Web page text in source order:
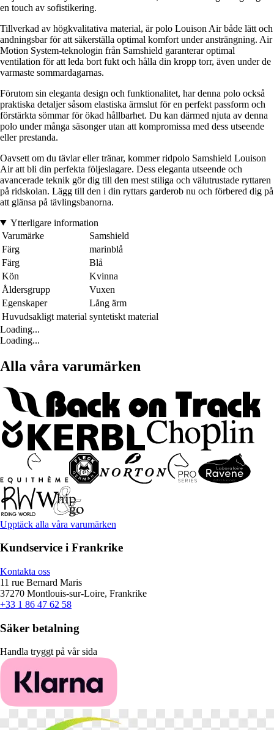
en touch av sofistikering.
Tillverkad av högkvalitativa material, är polo Louison Air både lätt och
andningsbar för att säkerställa optimal komfort under ansträngning. Air
Motion System-teknologin från Samshield garanterar optimal
ventilation för att leda bort fukt och hålla din kropp torr, även under de
varmaste sommardagarnas.
Förutom sin eleganta design och funktionalitet, har denna polo också
praktiska detaljer såsom elastiska ärmslut för en perfekt passform och
förstärkta sömmar för ökad hållbarhet. Du kan därmed njuta av denna
polo under många säsonger utan att kompromissa med dess utseende
eller prestanda.
Oavsett om du tävlar eller tränar, kommer ridpolo Samshield Louison
Air att bli din perfekta följeslagare. Dess eleganta utseende och
avancerade teknik gör dig till den mest stiliga och välutrustade ryttaren
på ridskolan. Lägg till den i din ryttars garderob nu och förbered dig på
att glänsa på tävlingsbanorna.
Ytterligare information
Varumärke
Samshield
Färg
marinblå
Färg
Blå
Kön
Kvinna
Åldersgrupp
Vuxen
Egenskaper
Lång ärm
Huvudsakligt material syntetiskt material
Loading...
Loading...
Alla våra varumärken
Upptäck alla våra varumärken
Kundservice i Frankrike
Kontakta oss
11 rue Bernard Maris
37270 Montlouis-sur-Loire, Frankrike
+33 1 86 47 62 58
Säker betalning
Handla tryggt på vår sida